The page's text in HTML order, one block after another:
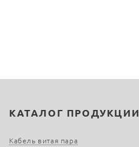
КАТАЛОГ ПРОДУКЦИИ
Кабель витая пара